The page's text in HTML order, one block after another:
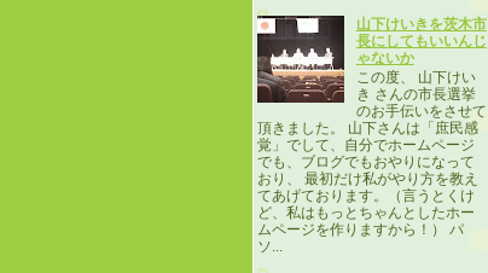
山下けいきを茨木市
長にしてもいいんじ
ゃないか
この度、 山下けい
き さんの市長選挙
のお手伝いをさせて
頂きました。 山下さんは「庶民感
覚」でして、自分でホームページ
でも、ブログでもおやりになって
おり、 最初だけ私がやり方を教え
てあげております。（言うとくけ
ど、私はもっとちゃんとしたホー
ムページを作りますから！） パ
ソ...